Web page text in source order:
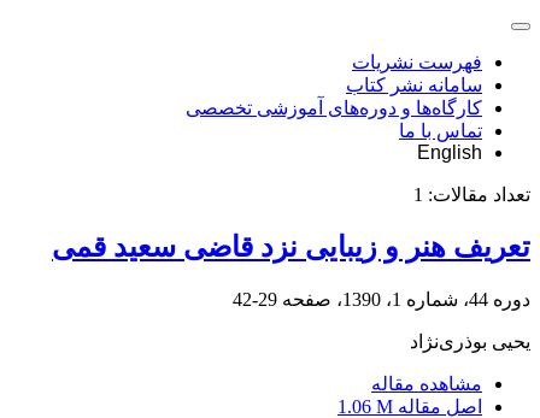
فهرست نشریات
سامانه نشر کتاب
کارگاه‌ها و دوره‌های آموزشی تخصصی
تماس با ما
English
تعداد مقالات: 1
تعریف هنر و زیبایی نزد قاضی سعید قمی
دوره 44، شماره 1، 1390، صفحه 29-42
یحیی بوذری‌نژاد
مشاهده مقاله
اصل مقاله 1.06 M